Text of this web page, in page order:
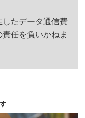
安や心配を少し
に基いているの
たデータ通信費
任を負いかねま